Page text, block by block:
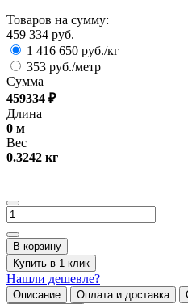
Товаров на сумму:
459 334 руб.
1 416 650 руб./кг
353 руб./метр
Сумма
459334 ₽
Длина
0 м
Вес
0.3242 кг
В корзину
Купить в 1 клик
Нашли дешевле?
Описание Оплата и доставка